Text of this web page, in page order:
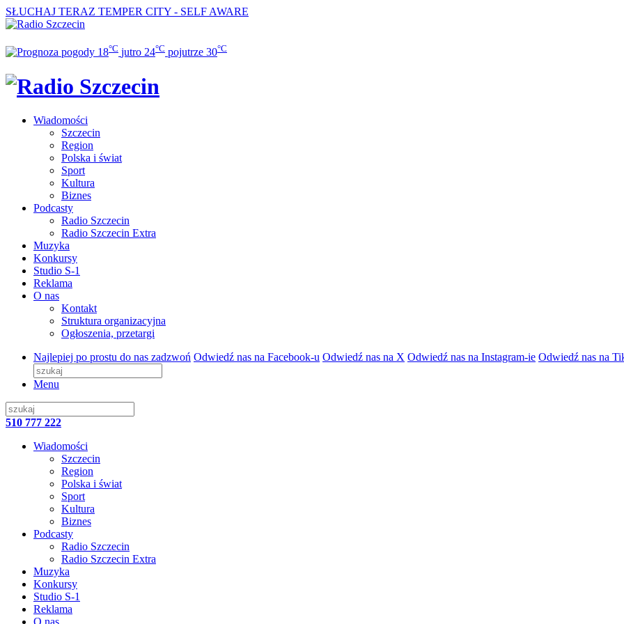
SŁUCHAJ TERAZ TEMPER CITY - SELF AWARE
18°C jutro 24°C pojutrze 30°C
Wiadomości
Szczecin
Region
Polska i świat
Sport
Kultura
Biznes
Podcasty
Radio Szczecin
Radio Szczecin Extra
Muzyka
Konkursy
Studio S-1
Reklama
O nas
Kontakt
Struktura organizacyjna
Ogłoszenia, przetargi
Najlepiej po prostu do nas zadzwoń Odwiedź nas na Facebook-u Odwiedź nas na X Odwiedź nas na Instagram-ie Odwiedź nas na
Menu
510 777 222
Wiadomości
Szczecin
Region
Polska i świat
Sport
Kultura
Biznes
Podcasty
Radio Szczecin
Radio Szczecin Extra
Muzyka
Konkursy
Studio S-1
Reklama